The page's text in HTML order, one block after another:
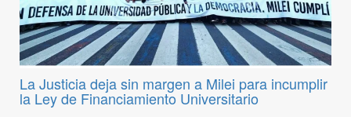
La Justicia deja sin margen a Milei para incumplir
la Ley de Financiamiento Universitario